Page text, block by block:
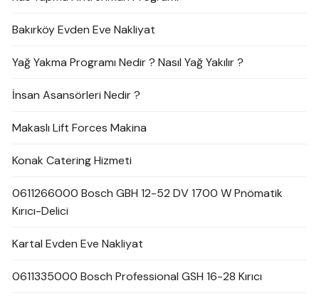
Bakırköy Evden Eve Nakliyat
Yağ Yakma Programı Nedir ? Nasıl Yağ Yakılır ?
İnsan Asansörleri Nedir ?
Makaslı Lift Forces Makina
Konak Catering Hizmeti
0611266000 Bosch GBH 12-52 DV 1700 W Pnömatik
Kırıcı-Delici
Kartal Evden Eve Nakliyat
0611335000 Bosch Professional GSH 16-28 Kırıcı